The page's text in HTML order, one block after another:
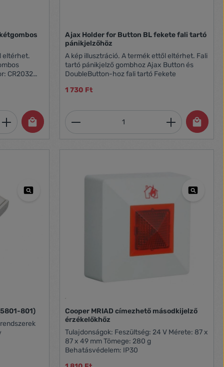
vagy használja a gombokat a
eltérhet.
Adja meg a kívánt mennyiséget, vagy
Ajax Holder for Button BL fekete fali tartó
pánikjelzőhöz
A kép illusztráció. A termék ettől eltérhet. Fali
tartó pánikjelző gombhoz Ajax Button és
DoubleButton-hoz fali tartó Fekete
1 730 Ft
Termékmennyiség: Adja
801)
Cooper MRIAD címezhető másodkijelző
érzékelőkhőz
Tulajdonságok: Feszültség: 24 V Mérete: 87 x
87 x 49 mm Tömege: 280 g
Behatásvédelem: IP30